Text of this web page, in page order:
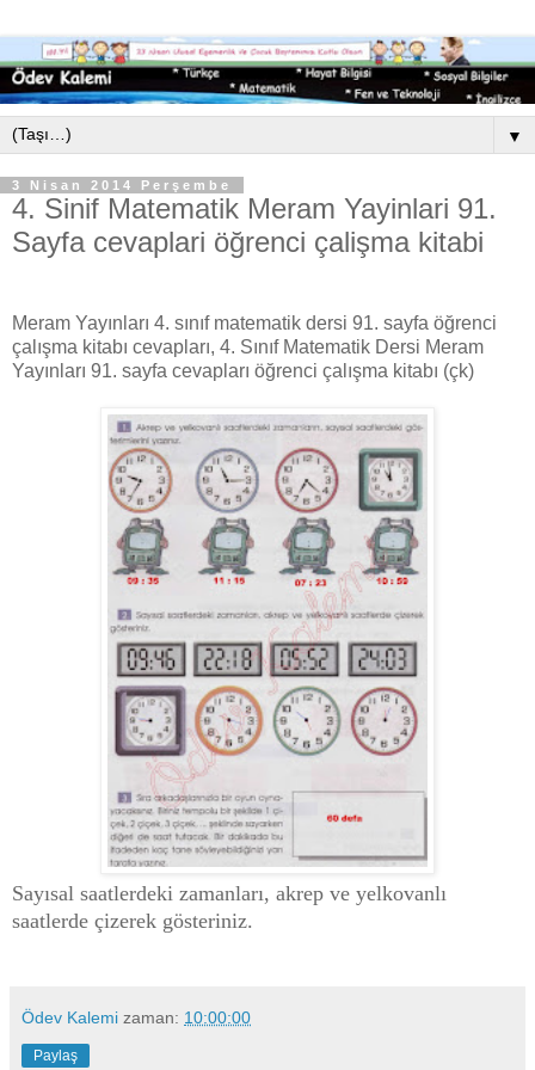
▼
3 Nisan 2014 Perşembe
4. Sinif Matematik Meram Yayinlari 91.
Sayfa cevaplari öğrenci çalişma kitabi
Meram Yayınları 4. sınıf matematik dersi 91. sayfa öğrenci
çalışma kitabı cevapları, 4. Sınıf Matematik Dersi Meram
Yayınları 91. sayfa cevapları öğrenci çalışma kitabı (çk)
Sayısal saatlerdeki zamanları, akrep ve yelkovanlı
saatlerde çizerek gösteriniz.
Ödev Kalemi zaman: 10:00:00
Paylaş